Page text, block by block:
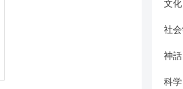
文化
社
神話
科学